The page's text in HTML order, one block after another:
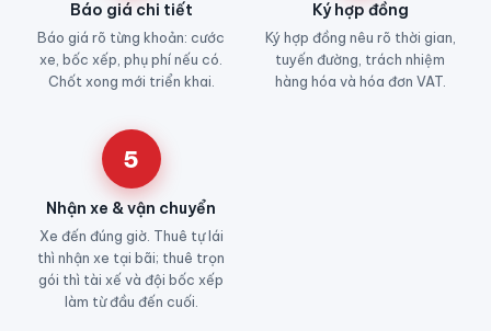
Báo giá chi tiết
Báo giá rõ từng khoản: cước
xe, bốc xếp, phụ phí nếu có.
Chốt xong mới triển khai.
Ký hợp đồng
Ký hợp đồng nêu rõ thời gian,
tuyến đường, trách nhiệm
hàng hóa và hóa đơn VAT.
5
Nhận xe & vận chuyển
Xe đến đúng giờ. Thuê tự lái
thì nhận xe tại bãi; thuê trọn
gói thì tài xế và đội bốc xếp
làm từ đầu đến cuối.